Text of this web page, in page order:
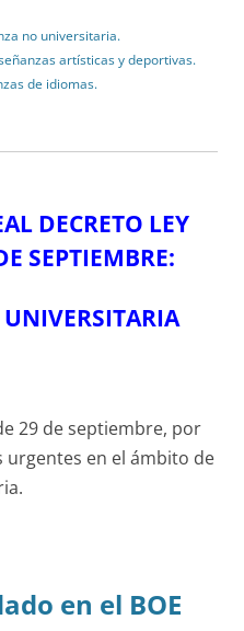
no universitaria.
artísticas y deportivas.
de idiomas.
DECRETO LEY
SEPTIEMBRE:
29 de septiembre, por
urgentes en el ámbito de
en el BOE